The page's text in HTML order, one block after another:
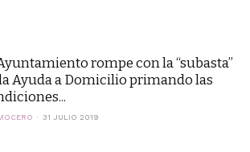
rompe con la “subasta”
Ayuda a Domicilio primando las
31 JULIO 2019